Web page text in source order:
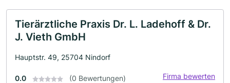
Tierärztliche Praxis Dr. L. Ladehoff & Dr.
J. Vieth GmbH
Hauptstr. 49, 25704 Nindorf
0.0 (0 Bewertungen) Firma bewerten